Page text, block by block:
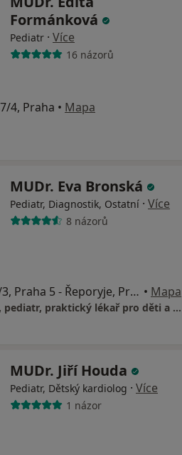
Formánková
Pediatr · Více
16 názorů
4, Praha • Mapa
MUDr. Eva Bronská
Pediatr, Diagnostik, Ostatní · Více
8 názorů
Všerubská 153/3, Praha 5 - Řeporyje, Praha • Mapa
Dětská ordinace, pediatr, praktický lékař pro děti a dorost
MUDr. Jiří Houda
Pediatr, Dětský kardiolog · Více
1 názor